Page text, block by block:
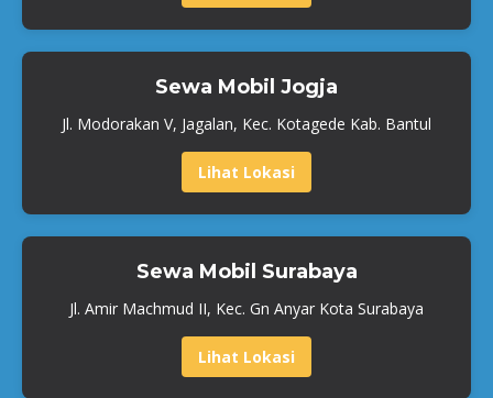
Sewa Mobil Jogja
Jl. Modorakan V, Jagalan, Kec. Kotagede Kab. Bantul
Lihat Lokasi
Sewa Mobil Surabaya
Jl. Amir Machmud II, Kec. Gn Anyar Kota Surabaya
Lihat Lokasi